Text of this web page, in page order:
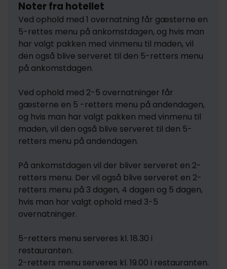
Noter fra hotellet
Ved ophold med 1 overnatning får gæsterne en
5-rettes menu på ankomstdagen, og hvis man
har valgt pakken med vinmenu til maden, vil
den også blive serveret til den 5-retters menu
på ankomstdagen.
Ved ophold med 2-5 overnatninger får
gæsterne en 5 -retters menu på andendagen,
og hvis man har valgt pakken med vinmenu til
maden, vil den også blive serveret til den 5-
retters menu på andendagen.
På ankomstdagen vil der bliver serveret en 2-
retters menu. Der vil også blive serveret en 2-
retters menu på 3 dagen, 4 dagen og 5 dagen,
hvis man har valgt ophold med 3-5
overnatninger.
5-retters menu serveres kl. 18.30 i
restauranten.
2-retters menu serveres kl. 19.00 i restauranten.